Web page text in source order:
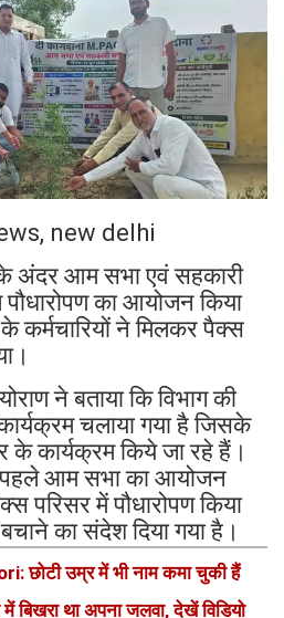
new delhi
अंदर आम सभा एवं सहकारी
का आयोजन किया
कर्मचारियों ने मिलकर पैक्स
ने बताया कि विभाग की
चलाया गया है जिसके
कार्यक्रम किये जा रहे हैं।
पहले आम सभा का आयोजन
परिसर में पौधारोपण किया
का संदेश दिया गया है।
छोटी उम्र में भी नाम कमा चुकी हैं
में बिखरा था अपना जलवा, देखें विडियो